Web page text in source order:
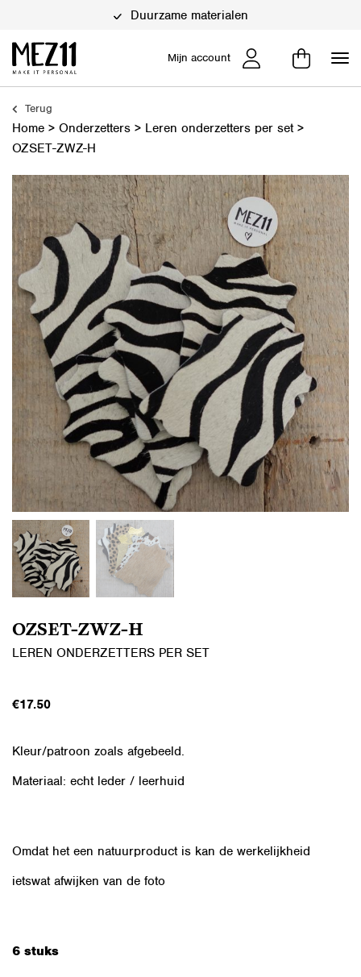
Duurzame materialen
Mijn account
Terug
Home > Onderzetters > Leren onderzetters per set>
OZSET-ZWZ-H
OZSET-ZWZ-H
LEREN ONDERZETTERS PER SET
€17.50
Kleur/patroon zoals afgebeeld.
Materiaal: echt leder / leerhuid
Omdat het een natuurproduct is kan de werkelijkheid
ietswat afwijken van de foto
6 stuks